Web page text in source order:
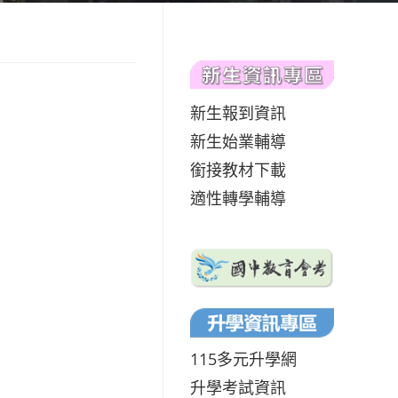
新生報到資訊
新生始業輔導
銜接教材下載
適性轉學輔導
115多元升學網
升學考試資訊